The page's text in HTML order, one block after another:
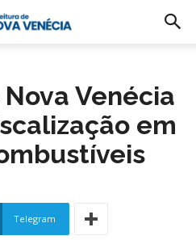
Nova Venécia
em
Telegram